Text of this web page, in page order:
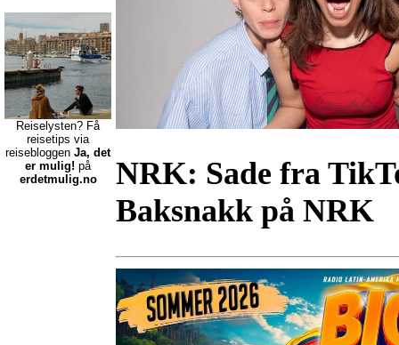
Reiselysten? Få
reisetips via
reisebloggen Ja, det
er mulig! på
erdetmulig.no
NRK: Sade fra
Baksnakk på NRK